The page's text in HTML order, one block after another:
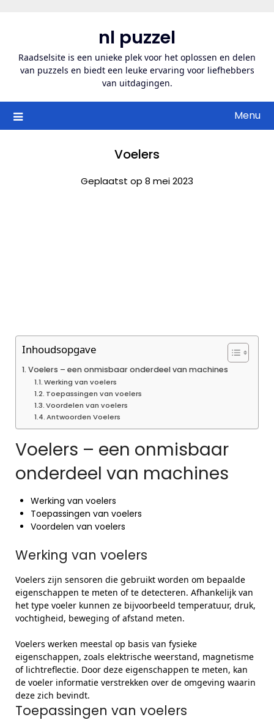
inhoud
nl puzzel
Raadselsite is een unieke plek voor het oplossen en delen
van puzzels en biedt een leuke ervaring voor liefhebbers
van uitdagingen.
Menu
Voelers
Geplaatst op 8 mei 2023
Inhoudsopgave
Voelers – een onmisbaar onderdeel van machines
Werking van voelers
Toepassingen van voelers
Voordelen van voelers
Antwoorden Voelers
Voelers – een onmisbaar
onderdeel van machines
Werking van voelers
Toepassingen van voelers
Voordelen van voelers
Werking van voelers
Voelers zijn sensoren die gebruikt worden om bepaalde
eigenschappen te meten of te detecteren. Afhankelijk van
het type voeler kunnen ze bijvoorbeeld temperatuur, druk,
vochtigheid, beweging of afstand meten.
Voelers werken meestal op basis van fysieke
eigenschappen, zoals elektrische weerstand, magnetisme
of lichtreflectie. Door deze eigenschappen te meten, kan
de voeler informatie verstrekken over de omgeving waarin
deze zich bevindt.
Toepassingen van voelers